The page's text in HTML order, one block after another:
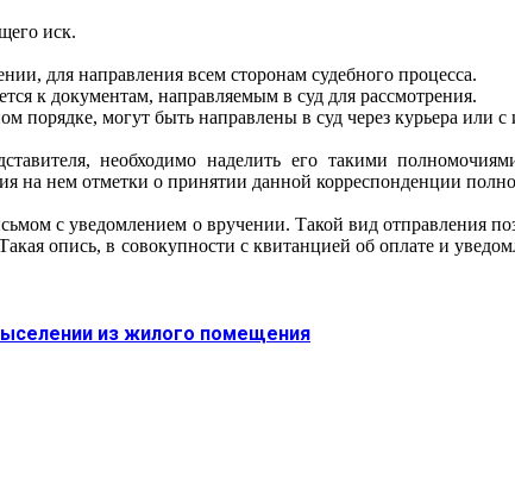
иск.
для направления всем сторонам судебного процесса.
к документам, направляемым в суд для рассмотрения.
могут быть направлены в суд через курьера или с
необходимо наделить его такими
на нем отметки о принятии данной корреспонденции
с уведомлением о вручении. Такой вид отправления
опись, в совокупности с квитанцией об оплате и
из жилого помещения